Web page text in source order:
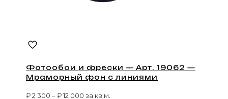
Фотообои и фрески — Арт. 19062 —
Мраморный фон с линиями
₽2 300 –₽12 000 за кв.м.